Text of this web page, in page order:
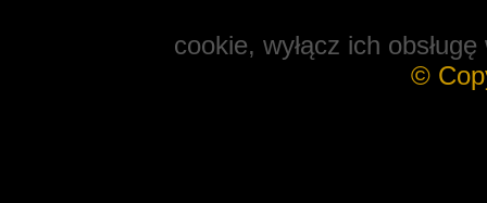
cookie, wyłącz ich
©